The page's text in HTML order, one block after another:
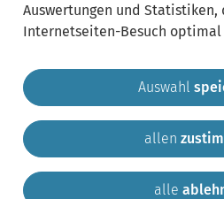
Gemeinde Krailling
Sitemap
Auswertungen und
Internetseiten-Besuch optimal
Auswahl
allen
alle